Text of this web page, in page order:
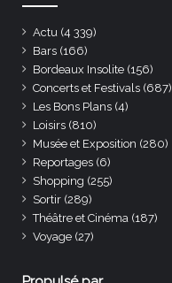
Actu (4 339)
Bars (166)
Bordeaux Insolite (156)
Concerts et Festivals (687)
Les Bons Plans (4)
Loisirs (810)
Musée et Exposition (280)
Reportages (6)
Shopping (255)
Sortir (289)
Théâtre et Cinéma (187)
Voyage (27)